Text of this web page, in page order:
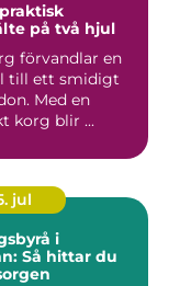
på två hjul
förvandlar en
till ett smidigt
Med en
korg blir ...
jul
i
Så hittar du